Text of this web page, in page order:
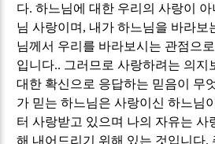
다.하느님에 대한 우리의 사랑이
님 사랑이며 , 내가 하느님을 바라보
님께서 우리를 바라보시는 관점으
입니다.. 그러므로 사랑하려는 의지
대한 확신으로 응답하는 믿음이 무
가 믿는 하느님은 사랑이신 하느님
터 사랑받고 있으며 나의 자유는 사
해 내어드리기 위해 있는 것입니다.